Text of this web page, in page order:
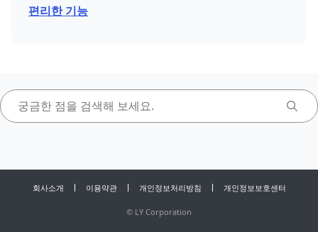
편리한 기능
회사소개 이용약관 개인정보처리방침 개인정보보호센터
© LY Corporation